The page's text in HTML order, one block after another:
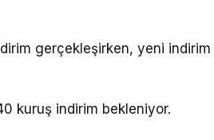
gerçekleşirken, yeni indirim
kuruş indirim bekleniyor.